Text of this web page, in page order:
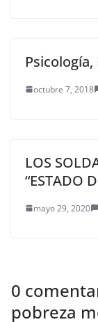
octubre 7, 2018
LOS
“ESTADO
mayo 29, 2020
0
pobreza